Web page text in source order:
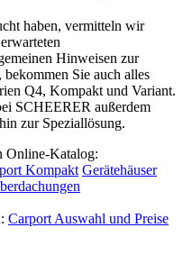
haben, vermitteln wir
Hinweisen zur
Sie auch alles
Q4, Kompakt und Variant.
SCHEERER außerdem
zur Speziallösung.
Online-Katalog:
Kompakt Gerätehäuser
Carport Auswahl und Preise